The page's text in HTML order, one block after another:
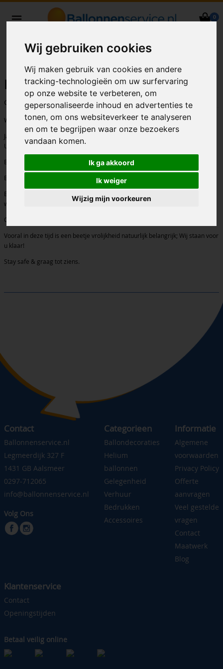
Wij gebruiken cookies
Wij maken gebruik van cookies en andere
tracking-technologieën om uw surfervaring
op onze website te verbeteren, om
gepersonaliseerde inhoud en advertenties te
tonen, om ons websiteverkeer te analyseren
en om te begrijpen waar onze bezoekers
vandaan komen.
Ik ga akkoord
Ik weiger
Wijzig mijn voorkeuren
0
ballondecoraties bezorgd in heel
Nederland
Lockdown (update 16-12-2020)
Geschreven doorErik Witteveenop 16-12-2020 - 0 reacties
Wij krijgen veelvuldig de vraag of we nog wel open zijn i.v.m. de lockdown.
Ja, onze webshops blijven open.
U kunt online gewoon uw bestelling plaatsen.
Ballonnenservice.nl voor heliumballonnen en ballondecoraties
Ballonperpost.nl voor het versturen van een heliumballon als kado
Ballonneninkoop.nl voor ballonnen en accessoires m.b.t.
wederverkoop/groothandel
Opblaasfiguur.nl voor het reserveren van een opblaasbare eyecatcher
Vooral in deze tijd is een beetje vrolijkheid natuurlijk belangrijk; Wij staan voor
u klaar!
Stay safe & graag tot ziens.
Contact
Ballonnenservice.nl
Legmeerdijk 327 F
1431 GB Aalsmeer
0297-712065
info@ballonnenservice.nl
Volg Ons
Categorieen
Ballondecoraties
Helium
ballonnen
Gelegenheid
Verhuur
Bedrukken
Accessoires
Informatie
Algemene
voorwaarden
Privacy Policy
Offerte
aanvragen
Veel gestelde
vragen
Contact
Maatwerk
Blog
Klantenservice
Contact
Openingstijden
Betaal veilig online